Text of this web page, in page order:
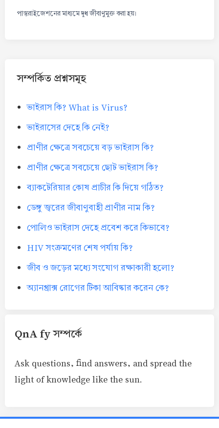
পাস্তুরাইজেশনের মাধ্যমেদুধজীবাণুমুক্ত করা হয়।
সম্পর্কিত প্রশ্নসমূহ
ভাইরাস কি? What is Virus?
ভাইরাসের দেহে কি নেই?
প্রাণীর ক্ষেত্রে সবচেয়ে বড় ভাইরাস কি?
প্রাণীর ক্ষেত্রে সবচেয়ে ছোট ভাইরাস কি?
ব্যাকটেরিয়ার কোষ প্রাচীর কি দিয়ে গঠিত?
ডেঙ্গু জ্বরের জীবাণুবাহী প্রাণীর নাম কি?
পোলিও ভাইরাস দেহে প্রবেশ করে কিভাবে?
HIV সংক্রমণের শেষ পর্যায় কি?
জীব ও জড়ের মধ্যে সংযোগ রক্ষাকারী হলো?
অ্যানথ্রাক্স রোগের টিকা আবিষ্কার করেন কে?
QnA fy সম্পর্কে
Ask questions, find answers, and spread the
light of knowledge like the sun.